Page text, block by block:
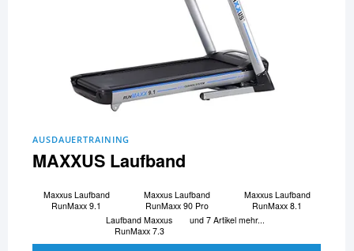
AUSDAUERTRAINING
MAXXUS Laufband
Maxxus Laufband
RunMaxx 9.1
Maxxus Laufband
RunMaxx 90 Pro
Maxxus Laufband
RunMaxx 8.1
Laufband Maxxus
RunMaxx 7.3
und 7 Artikel mehr...